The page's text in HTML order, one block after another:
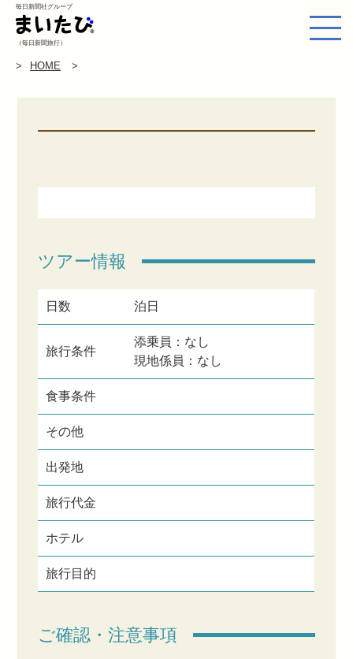
毎日新聞社グループ
（毎日新聞旅行）
HOME
ツアー情報
日数 泊日
旅行条件
添乗員：なし
現地係員：なし
食事条件
その他
出発地
旅行代金
ホテル
旅行目的
ご確認・注意事項